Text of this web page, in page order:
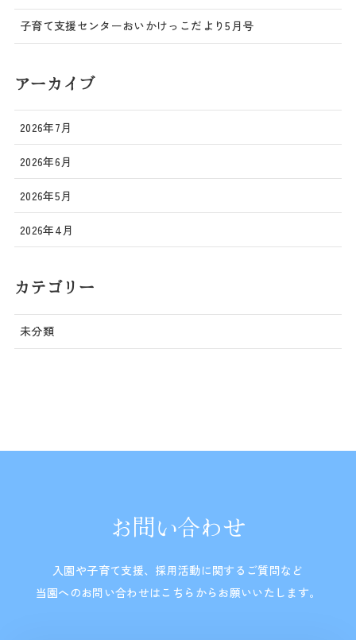
子育て支援センターおいかけっこだより5月号
アーカイブ
2026年7月
2026年6月
2026年5月
2026年4月
カテゴリー
未分類
お問い合わせ
入園や子育て支援、採用活動に関するご質問など
当園へのお問い合わせはこちらからお願いいたします。